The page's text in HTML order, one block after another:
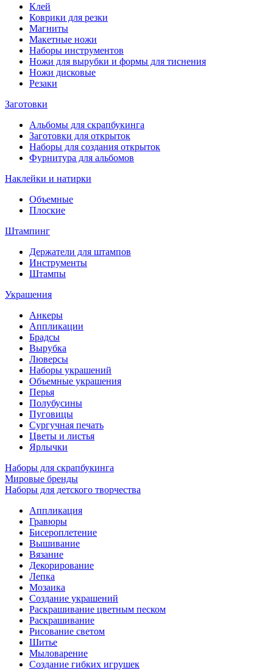
Клей
Коврики для резки
Магниты
Макетные ножи
Наборы инструментов
Ножи для вырубки и формы для тиснения
Ножи дисковые
Резаки
Заготовки
Альбомы для скрапбукинга
Заготовки для открыток
Наборы для создания открыток
Фурнитура для альбомов
Наклейки и натирки
Объемные
Плоские
Штампинг
Держатели для штампов
Инструменты
Штампы
Украшения
Анкеры
Аппликации
Брадсы
Вырубка
Люверсы
Наборы украшений
Объемные украшения
Перья
Полубусины
Пуговицы
Сургучная печать
Цветы и листья
Ярлычки
Наборы для скрапбукинга
Мировые бренды
Наборы для детского творчества
Аппликация
Гравюры
Бисероплетение
Вышивание
Вязание
Декорирование
Лепка
Мозаика
Создание украшений
Раскрашивание цветным песком
Раскрашивание
Рисование светом
Шитье
Мыловарение
Создание гибких игрушек